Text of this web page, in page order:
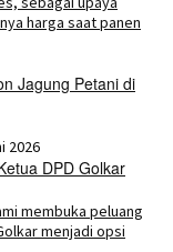
Jagung Petani di
2026
DPD Golkar